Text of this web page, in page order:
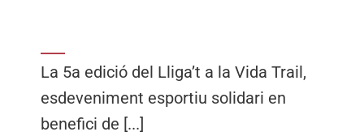
La 5a edició del Lliga’t a la Vida Trail,
esdeveniment esportiu solidari en
benefici de [...]